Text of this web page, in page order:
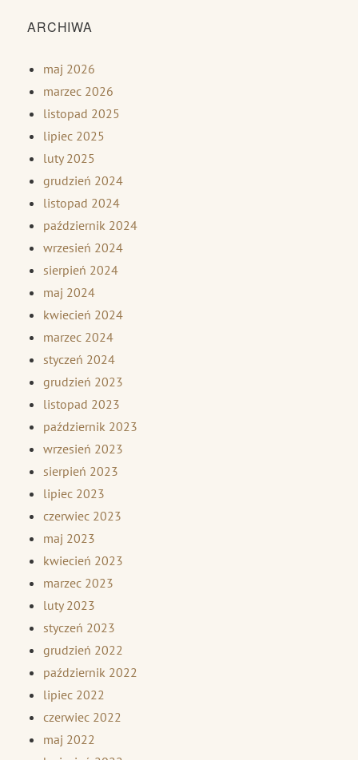
ARCHIWA
maj 2026
marzec 2026
listopad 2025
lipiec 2025
luty 2025
grudzień 2024
listopad 2024
październik 2024
wrzesień 2024
sierpień 2024
maj 2024
kwiecień 2024
marzec 2024
styczeń 2024
grudzień 2023
listopad 2023
październik 2023
wrzesień 2023
sierpień 2023
lipiec 2023
czerwiec 2023
maj 2023
kwiecień 2023
marzec 2023
luty 2023
styczeń 2023
grudzień 2022
październik 2022
lipiec 2022
czerwiec 2022
maj 2022